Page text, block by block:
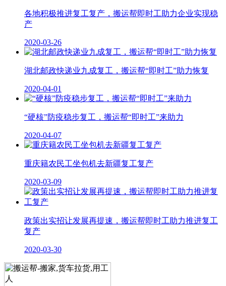
各地积极推进复工复产，搬运帮即时工助力企业实现稳
产
2020-03-26
湖北邮政快递业九成复工，搬运帮“即时工”助力恢复
2020-04-01
“硬核”防疫稳步复工，搬运帮“即时工”来助力
2020-04-07
重庆籍农民工坐包机去新疆复工复产
2020-03-09
政策出实招让发展再提速，搬运帮即时工助力推进复工
复产
2020-03-30